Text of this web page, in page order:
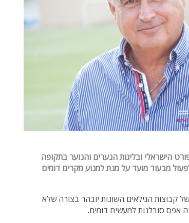
הישראלי ובליגות הנערים והנוער בתקופה
מבעוד מועד על מנת למנוע מקרים דומים
קבוצות הגילאים השונות יובהר בצורה שלא
אפס סובלנות למעשים דומים.